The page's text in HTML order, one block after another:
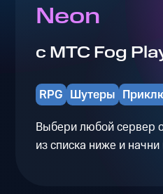
Neon
с МТС Fog
RPG Шутеры
Выбери любой сервер
из списка ниже и начни